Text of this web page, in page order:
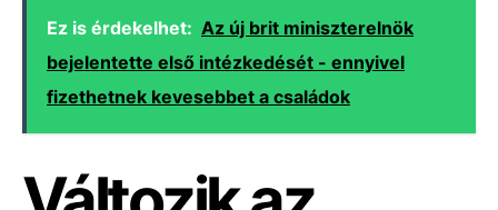
Ez is érdekelhet: Az új brit miniszterelnök
bejelentette első intézkedését - ennyivel
fizethetnek kevesebbet a családok